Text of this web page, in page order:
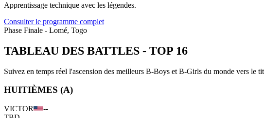
Apprentissage technique avec les légendes.
Consulter le programme complet
Phase Finale - Lomé, Togo
TABLEAU DES BATTLES - TOP 16
Suivez en temps réel l'ascension des meilleurs B-Boys et B-Girls du monde vers le
HUITIÈMES (A)
VICTOR
--